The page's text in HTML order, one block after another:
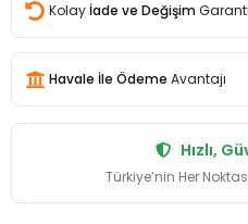
Kolay İade ve Değişim
Havale İle Ödeme Avantajı
Hızlı,
Türkiye’nin Her